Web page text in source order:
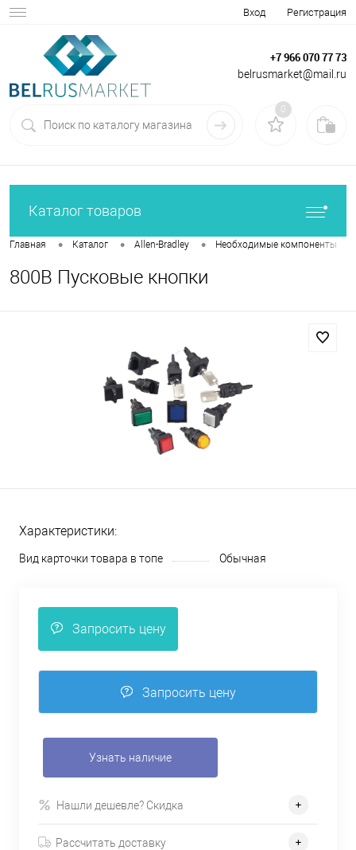
Вход Регистрация
+7 966 070 77 73
belrusmarket@mail.ru
0
Каталог товаров
Главная • Каталог • Allen-Bradley • Необходимые компоненты
800B Пусковые кнопки
Характеристики:
Вид карточки товара в топе Обычная
Запросить цену
Запросить цену
Узнать наличие
Нашли дешевле? Скидка
Рассчитать доставку